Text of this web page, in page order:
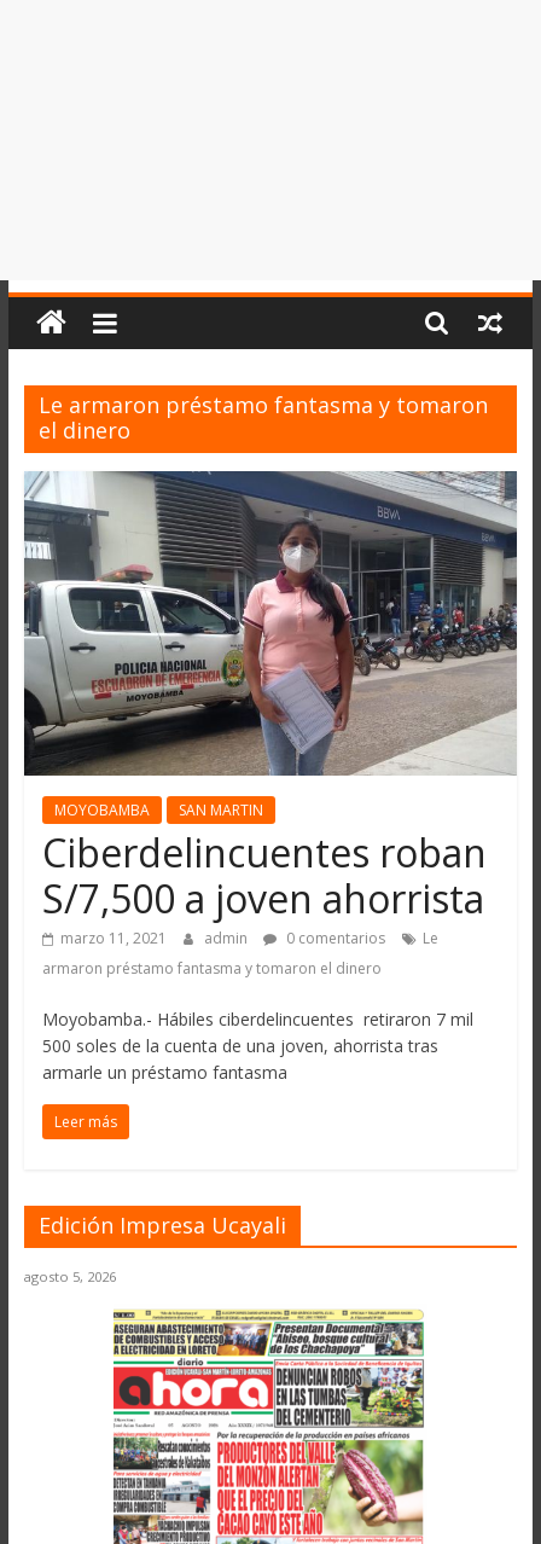
Le armaron préstamo fantasma y tomaron
el dinero
MOYOBAMBA SAN MARTIN
Ciberdelincuentes roban
S/7,500 a joven ahorrista
marzo 11, 2021 admin 0 comentarios
Le
armaron préstamo fantasma y tomaron el dinero
Moyobamba.- Hábiles ciberdelincuentes retiraron 7 mil
500 soles de la cuenta de una joven, ahorrista tras
armarle un préstamo fantasma
Leer más
Edición Impresa Ucayali
agosto 5, 2026